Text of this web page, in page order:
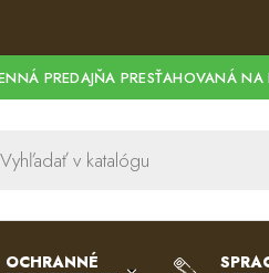
PREDAJŇA PRESŤAHOVANÁ NA
OCHRANNÉ